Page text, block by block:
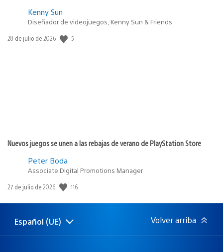
Kenny Sun
Diseñador de videojuegos, Kenny Sun & Friends
Fecha
28 de julio de 2026 5
Nuevos juegos se unen a las rebajas de verano de PlayStation Store
Peter Boda
Associate Digital Promotions Manager
Fecha
publicación:
27 de julio de 2026 116
Selecciona
una
Región
actual:
Español (UE) Volver arriba